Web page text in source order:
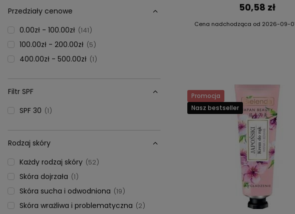
Przedziały cenowe
0.00zł - 100.00zł 141
100.00zł - 200.00zł 5
400.00zł - 500.00zł 1
Filtr SPF
SPF 30
1
Rodzaj skóry
Każdy rodzaj skóry
52
Skóra dojrzała 1
Skóra sucha i odwodniona 19
Skóra wrażliwa i problematyczna 2
50,58 zł
Cena nadchodząca od 2026-09-
Promocja
Nasz bestseller